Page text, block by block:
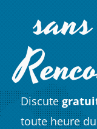
Discute
toute heure du